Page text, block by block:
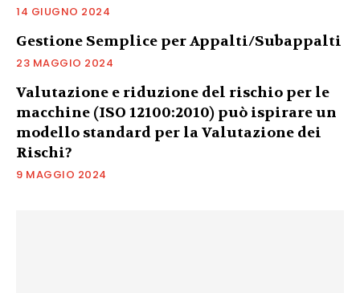
14 GIUGNO 2024
Gestione Semplice per Appalti/Subappalti
23 MAGGIO 2024
Valutazione e riduzione del rischio per le
macchine (ISO 12100:2010) può ispirare un
modello standard per la Valutazione dei
Rischi?
9 MAGGIO 2024